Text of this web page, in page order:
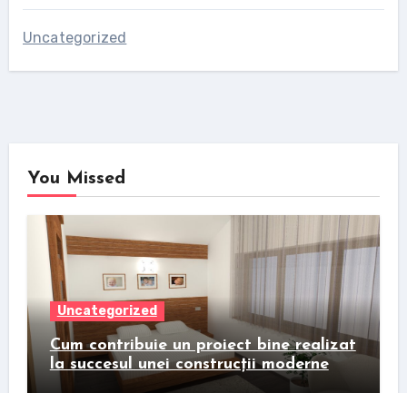
Uncategorized
You Missed
Uncategorized
Cum contribuie un proiect bine realizat
la succesul unei construcții moderne